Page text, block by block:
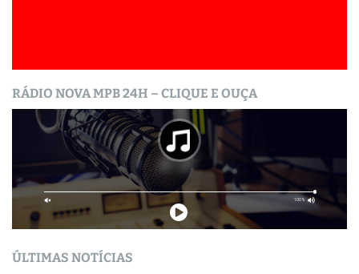
RÁDIO NOVA MPB 24H – CLIQUE E OUÇA
ÚLTIMAS NOTÍCIAS